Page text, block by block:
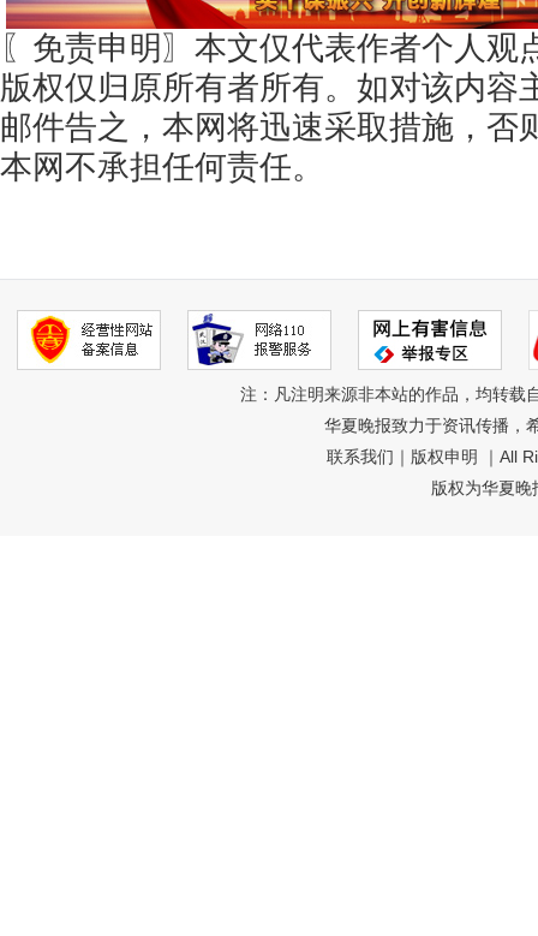
〖免责申明〗本文仅代表作者个人观
版权仅归原所有者所有。如对该内容
邮件告之，本网将迅速采取措施，否
本网不承担任何责任。
注：凡注明来源非本站的作品，均转载
华夏晚报致力于资讯传播，
联系我们 ｜ 版权申明 ｜All
版权为华夏